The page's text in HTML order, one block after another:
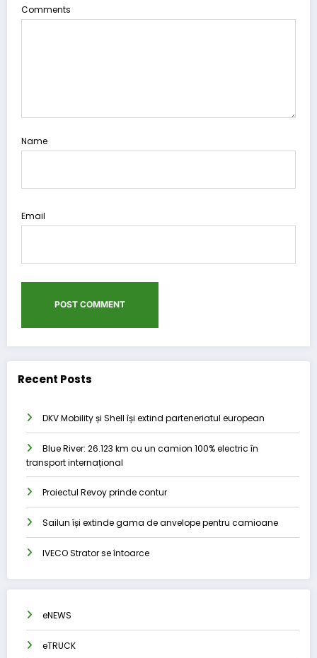
Comments
Name
Email
Recent Posts
DKV Mobility și Shell își extind parteneriatul european
Blue River: 26.123 km cu un camion 100% electric în
transport internațional
Proiectul Revoy prinde contur
Sailun își extinde gama de anvelope pentru camioane
IVECO Strator se întoarce
eNEWS
eTRUCK